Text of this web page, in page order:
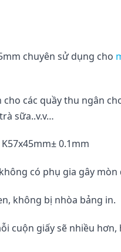
chuyên sử dụng cho
các quầy thu ngân
sữa..v.v…
0.1mm
có phụ gia gây
không bị nhòa bảng in.
cuộn giấy sẽ nhiều